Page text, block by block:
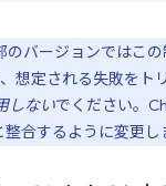
バージョンではこの
想定される失敗をト
しないでください。
合するように変更し